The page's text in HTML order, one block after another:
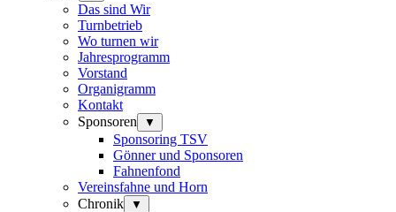
Das sind Wir
Turnbetrieb
Wo turnen wir
Jahresprogramm
Vorstand
Organigramm
Kontakt
Sponsoren
▼
Sponsoring TSV
Gönner und Sponsoren
Fahnenfond
Vereinsfahne und Horn
Chronik
▼